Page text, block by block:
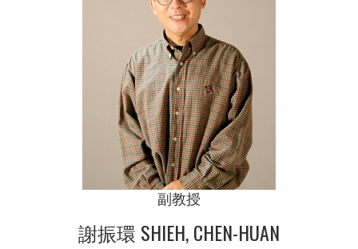
副教授
謝振環 SHIEH, CHEN-HUAN